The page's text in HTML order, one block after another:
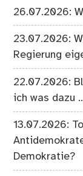
26.07.2026:
23.07.2026:
Regierung
22.07.2026:
ich was dazu
13.07.2026:
Demokratie?